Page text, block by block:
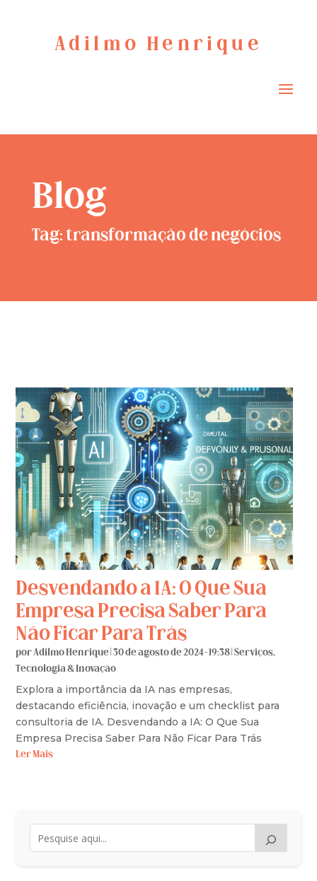
Adilmo Henrique
Blog
Tag: transformação de negócios
Desvendando a IA: O Que Sua
Empresa Precisa Saber Para
Não Ficar Para Trás
porAdilmo Henrique |30 de agosto de 2024 - 19:38 |Serviços,
Tecnologia & Inovação
Explora a importância da IA nas empresas,
destacando eficiência, inovação e um checklist para
consultoria de IA. Desvendando a IA: O Que Sua
Empresa Precisa Saber Para Não Ficar Para Trás
Ler Mais